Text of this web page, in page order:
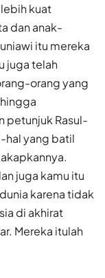
kuat
dan anak-
itu mereka
juga telah
orang yang
petunjuk Rasul-
hal yang batil
juga kamu itu
karena tidak
di akhirat
Mereka itulah